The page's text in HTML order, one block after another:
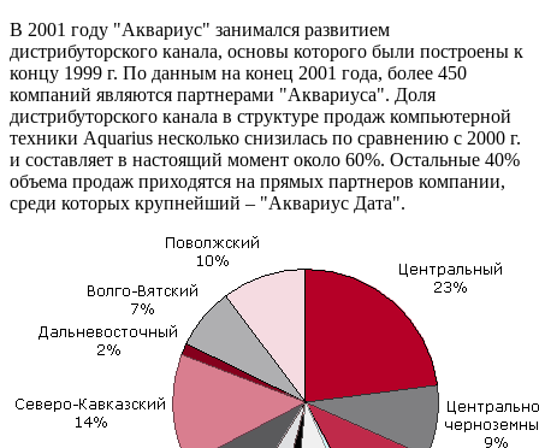
В 2001 году "Аквариус" занимался развитием
дистрибуторского канала, основы которого были построены к
концу 1999 г. По данным на конец 2001 года, более 450
компаний являются партнерами "Аквариуса". Доля
дистрибуторского канала в структуре продаж компьютерной
техники Aquarius несколько снизилась по сравнению с 2000 г.
и составляет в настоящий момент около 60%. Остальные 40%
объема продаж приходятся на прямых партнеров компании,
среди которых крупнейший – "Аквариус Дата".